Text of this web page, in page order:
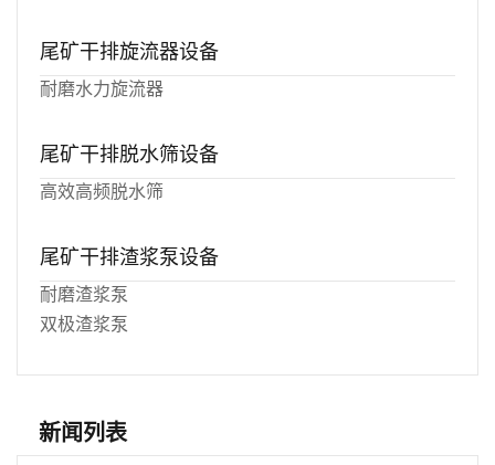
尾矿干排旋流器设备
耐磨水力旋流器
尾矿干排脱水筛设备
高效高频脱水筛
尾矿干排渣浆泵设备
耐磨渣浆泵
双极渣浆泵
新闻列表